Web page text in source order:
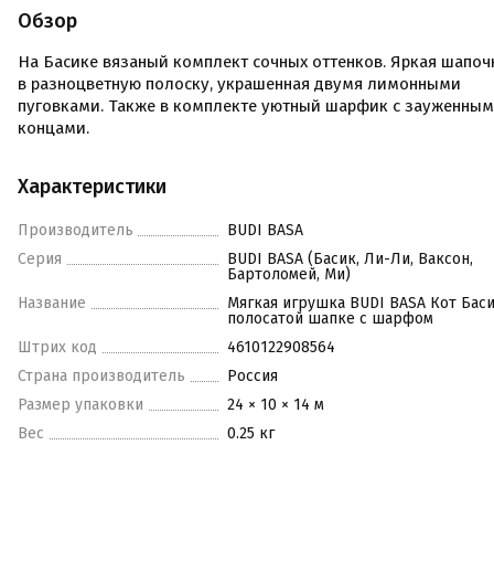
Обзор
На Басике вязаный комплект сочных оттенков. Яркая
в разноцветную полоску, украшенная двумя лимонными
пуговками. Также в комплекте уютный шарфик с
концами.
Характеристики
Производитель
BUDI BASA
Серия
BUDI BASA (Басик, Ли-Ли, Ваксон,
Бартоломей, Ми)
Название
Мягкая игрушка BUDI BASA Кот
полосатой шапке с шарфом
Штрих код
4610122908564
Страна производитель
Россия
Размер упаковки
24 × 10 × 14 м
Вес
0.25 кг